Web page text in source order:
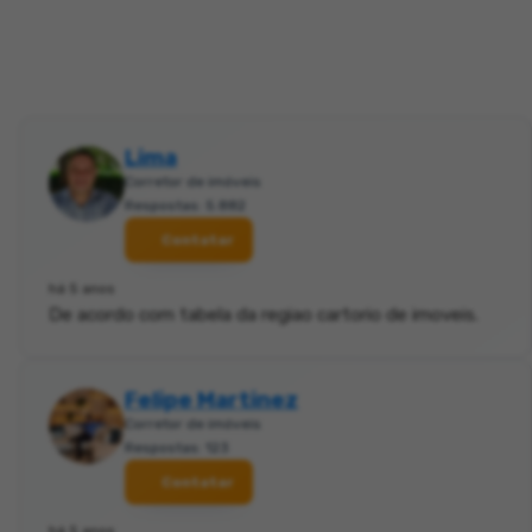
Lima
Corretor de imóveis
Respostas: 5.882
Contatar
há 5 anos
De acordo com tabela da regiao cartorio de imoveis.
Felipe Martinez
Corretor de imóveis
Respostas: 123
Contatar